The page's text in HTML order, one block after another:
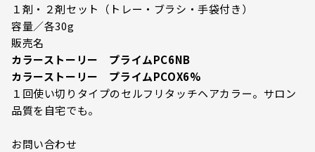
１剤・２剤セット（トレー・ブラシ・手袋付き）
容量／各30g
販売名
カラーストーリー プライムPC6NB
カラーストーリー プライムPCOX6%
１回使い切りタイプのセルフリタッチヘアカラー。サロン
品質を自宅でも。
お問い合わせ